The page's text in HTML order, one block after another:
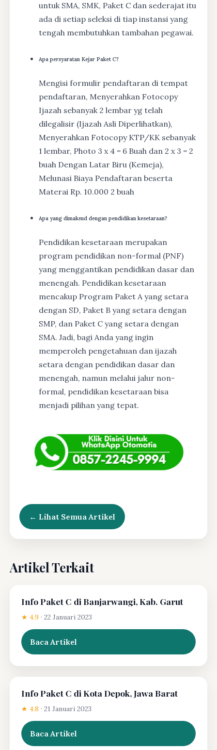
untuk SMA, SMK, Paket C dan sederajat itu
ada di setiap seleksi di tiap instansi yang
tengah membutuhkan tambahan pegawai.
Apa persyaratan Kejar Paket C?
Mengisi formulir pendaftaran di tempat
pendaftaran, Menyerahkan Fotocopy
Ijazah sebanyak 2 lembar yg telah
dilegalisir (Ijazah Asli Diperlihatkan),
Menyerahkan Fotocopy KTP/KK sebanyak
1 lembar, Photo 3 x 4 = 6 Buah dan 2 x 3 = 2
buah Dengan Latar Biru (Kemeja),
Melunasi Biaya Pendaftaran beserta
Materai Rp. 10.000 2 buah
Apa yang dimaksud dengan pendidikan kesetaraan?
Pendidikan kesetaraan merupakan
program pendidikan non-formal (PNF)
yang menggantikan pendidikan dasar dan
menengah. Pendidikan kesetaraan
mencakup Program Paket A yang setara
dengan SD, Paket B yang setara dengan
SMP, dan Paket C yang setara dengan
SMA. Jadi, bagi Anda yang ingin
memperoleh pengetahuan dan ijazah
setara dengan pendidikan dasar dan
menengah, namun melalui jalur non-
formal, pendidikan kesetaraan bisa
menjadi pilihan yang tepat.
← Lihat Semua Artikel
Artikel Terkait
Info Paket C di Banjarwangi, Kab. Garut
★ 4.9 · 22 Januari 2023
Baca Artikel
Info Paket C di Kota Depok, Jawa Barat
★ 4.8 · 21 Januari 2023
Baca Artikel